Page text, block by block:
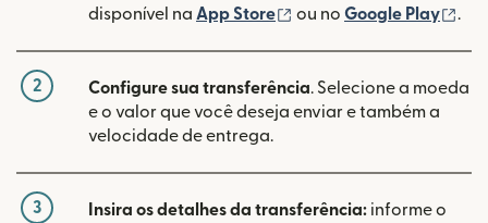
disponível na App Store (abre em uma nova
ou no Google Play .
2 Configure sua transferência. Selecione a moeda
e o valor que você deseja enviar e também a
velocidade de entrega.
3 Insira os detalhes da transferência: informe o